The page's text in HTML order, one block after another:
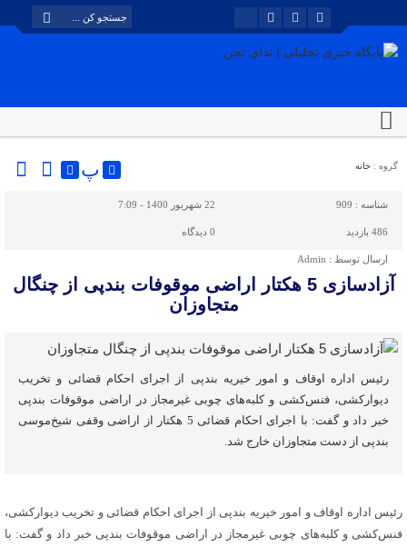
گروه : خانه پ
شناسه : 909 22 شهریور 1400 - 7:09
486 بازدید 0 دیدگاه
ارسال توسط : Admin
آزادسازی 5 هکتار اراضی موقوفات بندپی از چنگال
متجاوزان
رئیس اداره اوقاف و امور خیریه بندپی از اجرای احکام قضائی و تخریب
دیوارکشی، فنس‌کشی و کلبه‌های چوبی غیرمجاز در اراضی موقوفات بندپی
خبر داد و گفت: با اجرای احکام قضائی 5 هکتار از اراضی وقفی شیخ‌موسی
بندپی از دست متجاوزان خارج شد.
رئیس اداره اوقاف و امور خیریه بندپی از اجرای احکام قضائی و تخریب دیوارکشی،
فنس‌کشی و کلبه‌های چوبی غیرمجاز در اراضی موقوفات بندپی خبر داد و گفت: با